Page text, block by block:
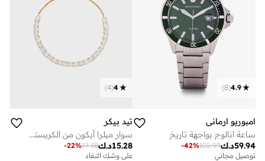
4.9
(
8
)
امبوريو ارماني
ساعة انالوج بواجهة تاريخ
د.ك59.94
102.99
-42%
توصيل مجاني
4
(
4
)
تيد بيكر
سوار ميلرا آيكون من الكريستال مع قطعة متحركة لضبط المقاس
د.ك15.28
19.38
-22%
على وشك النفاد